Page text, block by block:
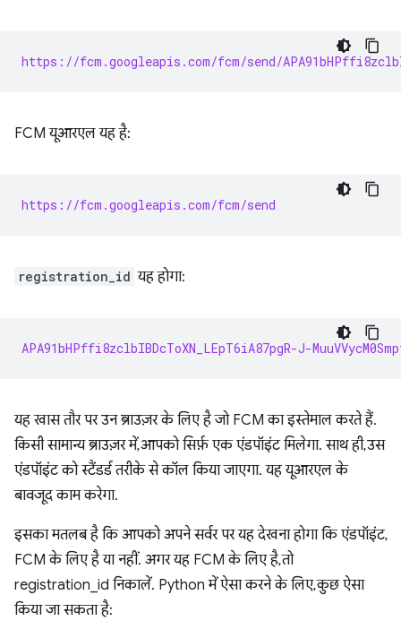
https://fcm.googleapis.com/fcm/send/
FCM यूआरएल यह है:
https://fcm.googleapis.com/fcm/send
registration_id यह होगा:
APA91bHPffi8zclbIBDcToXN_LEpT6iA87pgR-J-
यह खास तौर पर उन ब्राउज़र के लिए है जो FCM का इस्तेमाल करते हैं.
किसी सामान्य ब्राउज़र में, आपको सिर्फ़ एक एंडपॉइंट मिलेगा. साथ ही, उस
एंडपॉइंट को स्टैंडर्ड तरीके से कॉल किया जाएगा. यह यूआरएल के
बावजूद काम करेगा.
इसका मतलब है कि आपको अपने सर्वर पर यह देखना होगा कि एंडपॉइंट,
FCM के लिए है या नहीं. अगर यह FCM के लिए है, तो
registration_id निकालें. Python में ऐसा करने के लिए, कुछ ऐसा
किया जा सकता है: